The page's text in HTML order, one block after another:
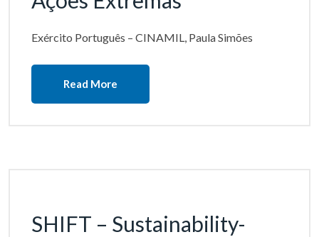
Exército Português – CINAMIL, Paula Simões
Read More
SHIFT – Sustainability-